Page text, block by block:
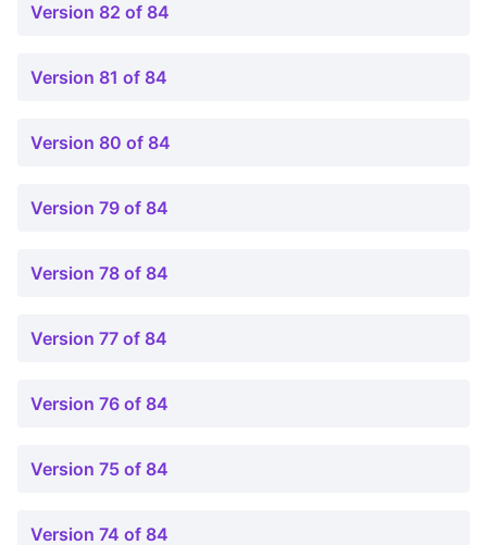
Version 82 of 84
Version 81 of 84
Version 80 of 84
Version 79 of 84
Version 78 of 84
Version 77 of 84
Version 76 of 84
Version 75 of 84
Version 74 of 84